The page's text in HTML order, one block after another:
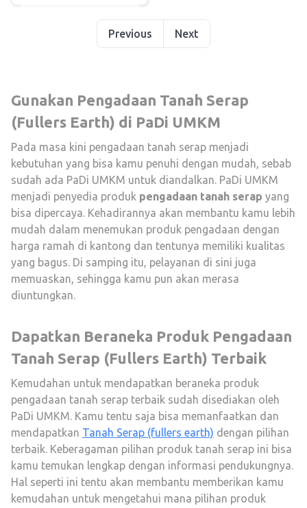
Previous Next
Gunakan Pengadaan Tanah Serap
(Fullers Earth) di PaDi UMKM
Pada masa kini pengadaan tanah serap menjadi
kebutuhan yang bisa kamu penuhi dengan mudah, sebab
sudah ada PaDi UMKM untuk diandalkan. PaDi UMKM
menjadi penyedia produk pengadaan tanah serap yang
bisa dipercaya. Kehadirannya akan membantu kamu lebih
mudah dalam menemukan produk pengadaan dengan
harga ramah di kantong dan tentunya memiliki kualitas
yang bagus. Di samping itu, pelayanan di sini juga
memuaskan, sehingga kamu pun akan merasa
diuntungkan.
Dapatkan Beraneka Produk Pengadaan
Tanah Serap (Fullers Earth) Terbaik
Kemudahan untuk mendapatkan beraneka produk
pengadaan tanah serap terbaik sudah disediakan oleh
PaDi UMKM. Kamu tentu saja bisa memanfaatkan dan
mendapatkan Tanah Serap (fullers earth) dengan pilihan
terbaik. Keberagaman pilihan produk tanah serap ini bisa
kamu temukan lengkap dengan informasi pendukungnya.
Hal seperti ini tentu akan membantu memberikan kamu
kemudahan untuk mengetahui mana pilihan produk